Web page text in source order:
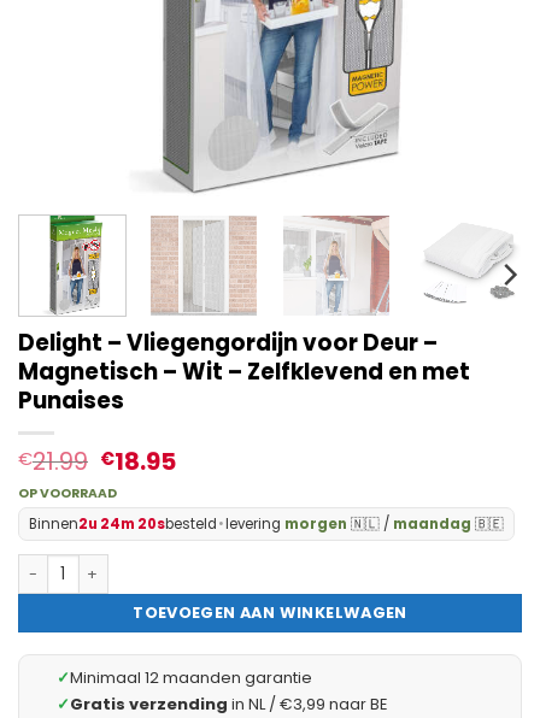
Delight – Vliegengordijn voor Deur –
Magnetisch – Wit – Zelfklevend en met
Punaises
€21.99 €18.95
OP VOORRAAD
Binnen2u 24m 19sbesteld•levering morgen🇳🇱 / maandag🇧🇪
Delight - Vliegengordijn voor Deur - Magnetisch - Wit -
TOEVOEGEN AAN WINKELWAGEN
✓Minimaal 12 maanden garantie
✓Gratis verzending in NL / €3,99 naar BE